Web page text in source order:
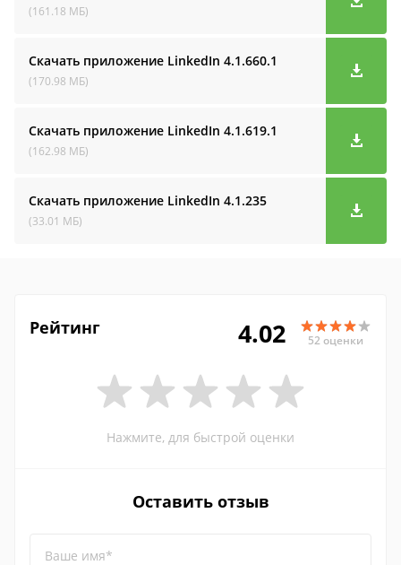
(161.18 МБ)
Скачать приложение LinkedIn 4.1.660.1
(170.98 МБ)
Скачать приложение LinkedIn 4.1.619.1
(162.98 МБ)
Скачать приложение LinkedIn 4.1.235
(33.01 МБ)
Рейтинг 4.02 52 оценки
Нажмите, для быстрой оценки
Оставить отзыв
Ваше имя*